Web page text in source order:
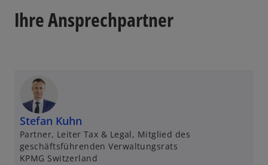
Ihre Ansprechpartner
Stefan Kuhn
Partner, Leiter Tax & Legal, Mitglied des
geschäftsführenden Verwaltungsrats
KPMG Switzerland